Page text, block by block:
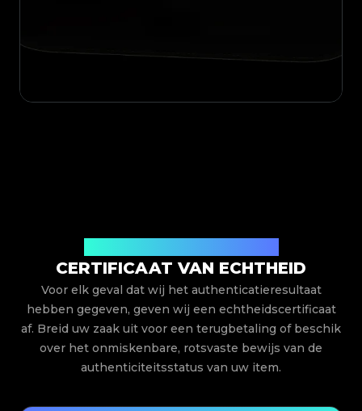
CERTIFICAAT VAN ECHTHEID
Voor elk geval dat wij het authenticatieresultaat
hebben gegeven, geven wij een echtheidscertificaat
af. Breid uw zaak uit voor een terugbetaling of beschik
over het onmiskenbare, rotsvaste bewijs van de
authenticiteitsstatus van uw item.